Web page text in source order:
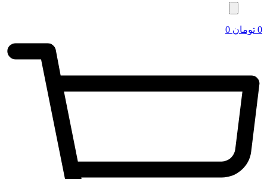
0 تومان 0